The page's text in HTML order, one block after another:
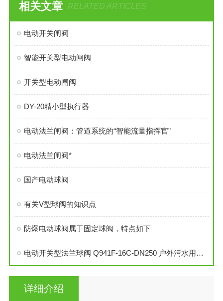
相关文章 RELATED ARTICLES
电动开关闸阀
智能开关型电动闸阀
开关型电动闸阀
DY-20精小型执行器
电动法兰闸阀：管道系统的“智能流量指挥官”
电动法兰闸阀*
国产电动球阀
有关V型球阀的知识点
防爆电动球阀属于固定球阀，特点如下
电动开关型法兰球阀 Q941F-16C-DN250 户外污水用电动球阀
详细介绍